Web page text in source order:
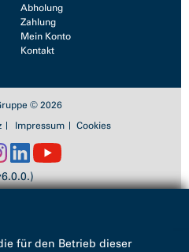
Abholung
Zahlung
Mein Konto
Kontakt
© 2026
Impressum Cookies
für den Betrieb dieser